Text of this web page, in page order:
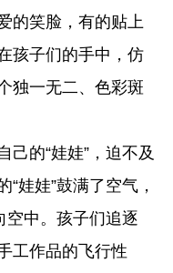
的笑脸，有的贴上
孩子们的手中，仿
独一无二、色彩斑
己的“娃娃”，迫不及
娃娃”鼓满了空气，
空中。孩子们追逐
工作品的飞行性